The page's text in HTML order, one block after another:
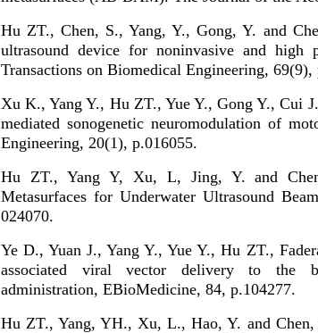
Hu ZT., Chen, S., Yang, Y., Gong, Y. and
ultrasound device for noninvasive and
Transactions on Biomedical Engineering, 69(9),
Xu K., Yang Y., Hu ZT., Yue Y., Gong Y., Cui
mediated sonogenetic neuromodulation of
Engineering, 20(1), p.016055.
Hu ZT., Yang Y, Xu, L, Jing, Y. and
Metasurfaces for Underwater Ultrasound
024070.
Ye D., Yuan J., Yang Y., Yue Y., Hu ZT.,
associated viral vector delivery to the
administration, EBioMedicine, 84, p.104277.
Hu ZT., Yang, YH., Xu, L., Hao, Y. and